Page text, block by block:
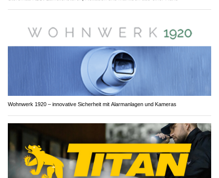
Wohnwerk 1920 – innovative Sicherheit mit Alarmanlagen und Kameras